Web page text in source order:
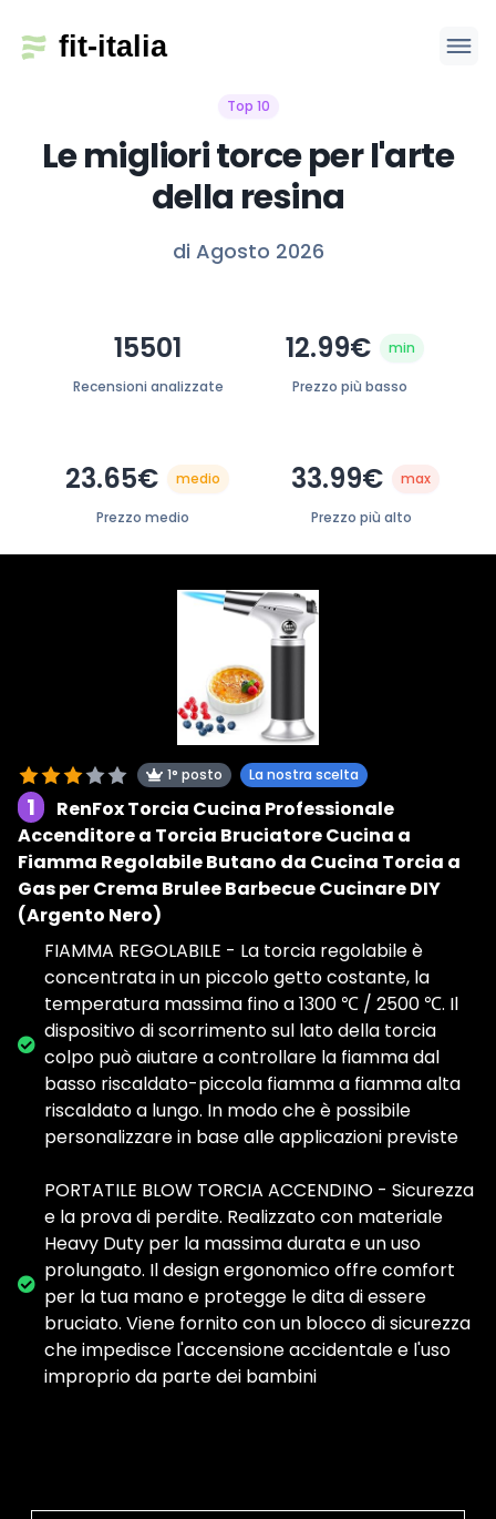
Top 10
Le migliori torce per l'arte
della resina
di Agosto 2026
15501
Recensioni analizzate
12.99€ min
Prezzo più basso
23.65€ medio
Prezzo medio
33.99€ max
Prezzo più alto
1° posto La nostra scelta
1
RenFox Torcia Cucina Professionale
Accenditore a Torcia Bruciatore Cucina a
Fiamma Regolabile Butano da Cucina Torcia a
Gas per Crema Brulee Barbecue Cucinare DIY
(Argento Nero)
FIAMMA REGOLABILE - La torcia regolabile è
concentrata in un piccolo getto costante, la
temperatura massima fino a 1300 ℃ / 2500 ℃. Il
dispositivo di scorrimento sul lato della torcia
colpo può aiutare a controllare la fiamma dal
basso riscaldato-piccola fiamma a fiamma alta
riscaldato a lungo. In modo che è possibile
personalizzare in base alle applicazioni previste
PORTATILE BLOW TORCIA ACCENDINO - Sicurezza
e la prova di perdite. Realizzato con materiale
Heavy Duty per la massima durata e un uso
prolungato. Il design ergonomico offre comfort
per la tua mano e protegge le dita di essere
bruciato. Viene fornito con un blocco di sicurezza
che impedisce l'accensione accidentale e l'uso
improprio da parte dei bambini